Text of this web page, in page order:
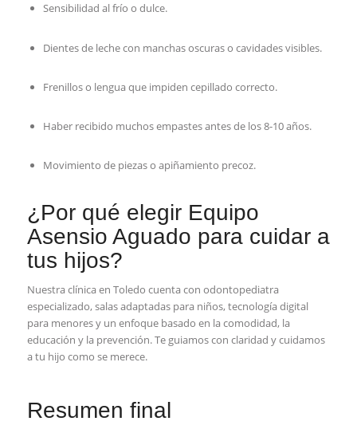
Sensibilidad al frío o dulce.
Dientes de leche con manchas oscuras o cavidades visibles.
Frenillos o lengua que impiden cepillado correcto.
Haber recibido muchos empastes antes de los 8-10 años.
Movimiento de piezas o apiñamiento precoz.
¿Por qué elegir Equipo
Asensio Aguado para cuidar a
tus hijos?
Nuestra clínica en Toledo cuenta con odontopediatra
especializado, salas adaptadas para niños, tecnología digital
para menores y un enfoque basado en la comodidad, la
educación y la prevención. Te guiamos con claridad y cuidamos
a tu hijo como se merece.
Resumen final